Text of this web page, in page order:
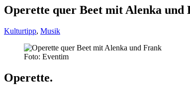
Operette quer Beet mit Alenka und
Kulturtipp, Musik
Foto: Eventim
Operette.